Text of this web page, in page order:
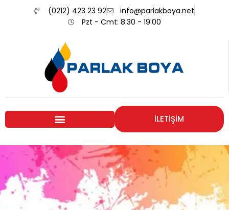
(0212) 423 23 92
info@parlakboya.net
Pzt - Cmt: 8:30 - 19:00
İLETİŞİM